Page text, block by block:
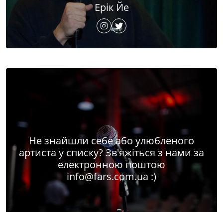
Ерік Йе
Не знайшли себе або улюбленого
артиста у списку? Зв'яжіться з нами за
електронною поштою
info@fars.com.ua :)